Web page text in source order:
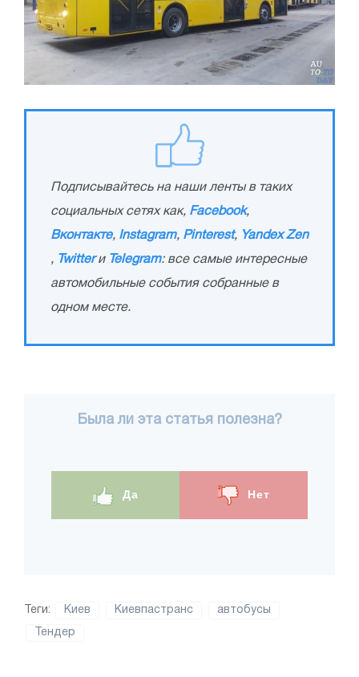
Подписывайтесь на наши ленты в таких
социальных сетях как, Facebook,
Вконтакте, Instagram, Pinterest, Yandex Zen
, Twitterи Telegram: все самые интересные
автомобильные события собранные в
одном месте.
Была ли эта статья полезна?
Да Нет
Теги: Киев Киевпастранс автобусы
Тендер